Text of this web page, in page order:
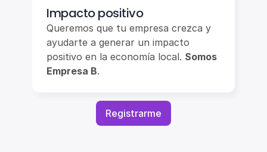
Impacto positivo
Queremos que tu empresa crezca y
ayudarte a generar un impacto
positivo en la economía local. Somos
Empresa B.
Registrarme